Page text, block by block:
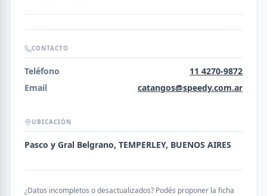
CONTACTO
Teléfono
11 4270-9872
Email
catangos@speedy.com.ar
UBICACIÓN
Pasco y Gral Belgrano, TEMPERLEY, BUENOS AIRES
¿Datos incompletos o desactualizados? Podés proponer la ficha